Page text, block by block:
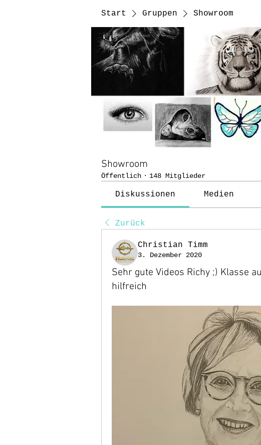
Start Gruppen Showroom
Showroom
Öffentlich · 148 Mitglieder
Diskussionen Medien
Zurück
Christian Timm
3. Dezember 2020
Sehr gute Videos Richy ;) Klasse
hilfreich